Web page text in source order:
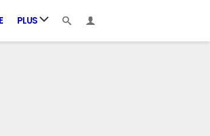
PLUS